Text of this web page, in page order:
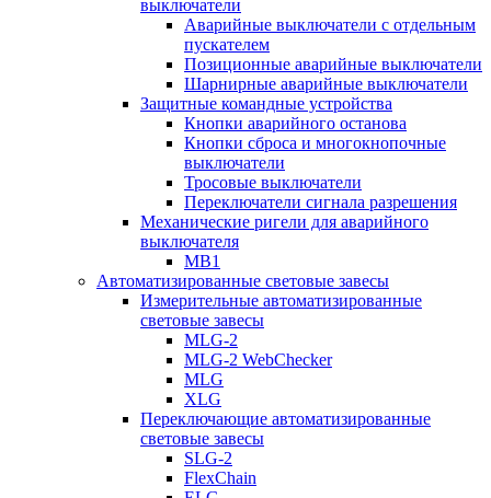
выключатели
Аварийные выключатели с отдельным
пускателем
Позиционные аварийные выключатели
Шарнирные аварийные выключатели
Защитные командные устройства
Кнопки аварийного останова
Кнопки сброса и многокнопочные
выключатели
Тросовые выключатели
Переключатели сигнала разрешения
Механические ригели для аварийного
выключателя
MB1
Автоматизированные световые завесы
Измерительные автоматизированные
световые завесы
MLG-2
MLG-2 WebChecker
MLG
XLG
Переключающие автоматизированные
световые завесы
SLG-2
FlexChain